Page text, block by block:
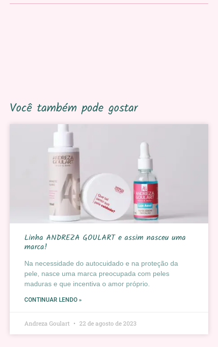
Você também pode gostar
Linha ANDREZA GOULART e assim nasceu uma
marca!
Na necessidade do autocuidado e na proteção da
pele, nasce uma marca preocupada com peles
maduras e que incentiva o amor próprio.
CONTINUAR LENDO »
Andreza Goulart 22 de agosto de 2023